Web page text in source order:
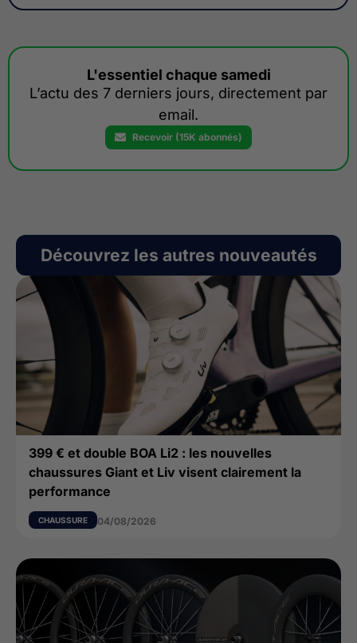
L'essentiel chaque samedi
L’actu des 7 derniers jours, directement par
email.
Recevoir (15K abonnés)
Découvrez les autres nouveautés
399 € et double BOA Li2 : les nouvelles
chaussures Giant et Liv visent clairement la
performance
CHAUSSURE 04/08/2026